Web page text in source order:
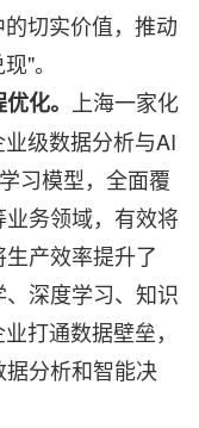
切实价值，推动
"。
化。
上海一家化
级数据分析与AI
习模型，全面覆
务领域，有效将
产效率提升了
深度学习、知识
打通数据壁垒，
分析和智能决